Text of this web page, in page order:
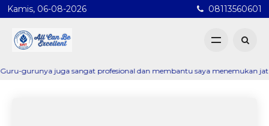
Kamis, 06-08-2026 08113560601
juga sangat profesional dan membantu saya menemukan jati